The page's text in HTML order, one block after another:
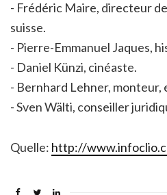
- Frédéric Maire, directeur
suisse.
- Pierre-Emmanuel Jaques,
- Daniel Künzi, cinéaste.
- Bernhard Lehner, monteur,
- Sven Wälti, conseiller
Quelle: http://